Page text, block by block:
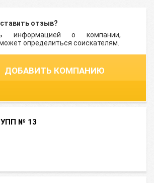
отзыв?
информацией о компании,
определиться соискателям.
ДОБАВИТЬ КОМПАНИЮ
УПП № 13